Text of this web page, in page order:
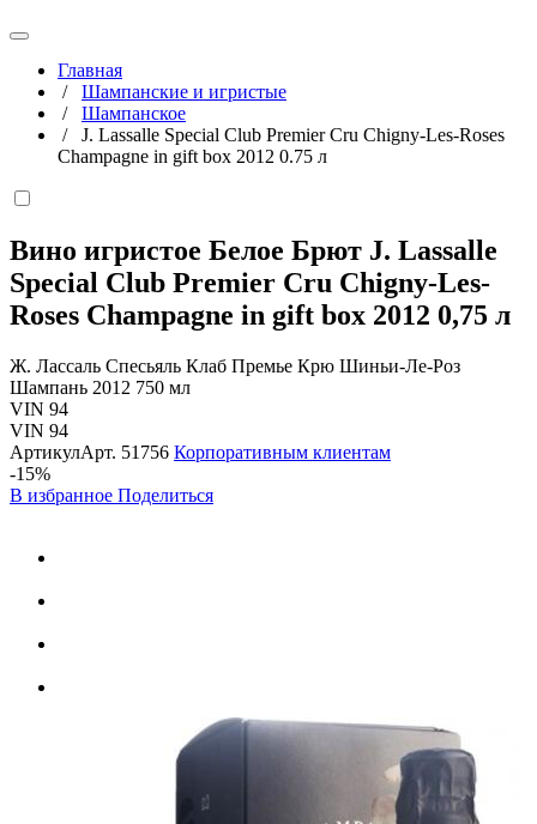
Главная
/ Шампанские и игристые
/ Шампанское
/ J. Lassalle Special Club Premier Cru Chigny-Les-Roses
Champagne in gift box 2012 0.75 л
Вино игристое Белое Брют J. Lassalle
Special Club Premier Cru Chigny-Les-
Roses Champagne in gift box 2012 0,75 л
Ж. Лассаль Спесьяль Клаб Премье Крю Шиньи-Ле-Роз
Шампань 2012 750 мл
VIN 94
VIN 94
АртикулАрт. 51756 Корпоративным клиентам
-15%
В избранное Поделиться